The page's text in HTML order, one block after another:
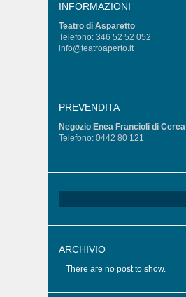
INFORMAZIONI
Teatro di Asparetto
Telefono: 346 52 52 052
info@teatroaperto.it
PREVENDITA
Negozio Enea Francioli di Cerea
Telefono: 0442 80 121
per:
ARCHIVIO
There are no post to show.